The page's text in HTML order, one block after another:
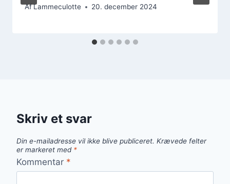
AfLammeculotte 20. december 2024
Skriv et svar
Din e-mailadresse vil ikke blive publiceret. Krævede felter
er markeret med *
Kommentar *